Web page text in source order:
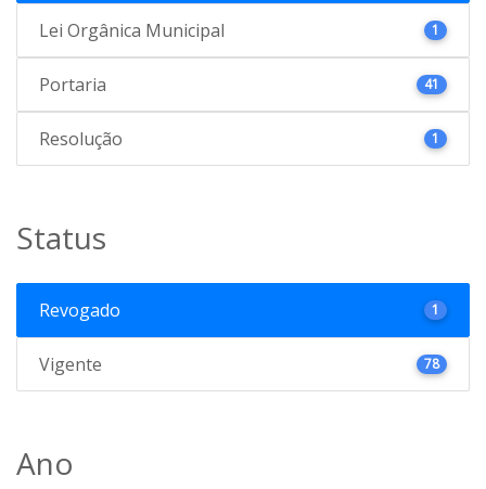
Lei Orgânica Municipal 1
Portaria 41
Resolução 1
Status
Revogado 1
Vigente 78
Ano